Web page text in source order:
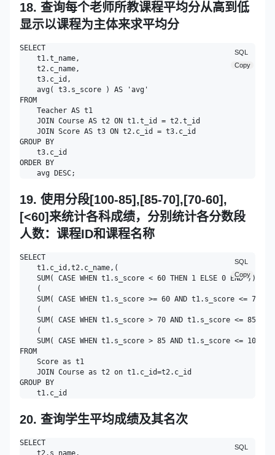
18. 查询每个老师所教课程平均分从高到低
显示以课程为主体来求平均分
SELECT
    t1.t_name,
    t2.c_name,
    t3.c_id,
    avg( t3.s_score ) AS 'avg'
FROM
    Teacher AS t1
    JOIN Course AS t2 ON t1.t_id = t2.t_id
    JOIN Score AS t3 ON t2.c_id = t3.c_id
GROUP BY
    t3.c_id
ORDER BY
SQL
Copy
19. 使用分段[100-85],[85-70],[70-60],
[<60]来统计各科成绩，分别统计各分数段
人数：课程ID和课程名称
SELECT
    t1.c_id,t2.c_name,(
SUM( CASE WHEN t1.s_score < 60 THEN 1 ELSE 0 END )) AS
    (
SUM( CASE WHEN t1.s_score >= 60 AND t1.s_score <= 70
    (
SUM( CASE WHEN t1.s_score > 70 AND t1.s_score <= 85
    (
SUM( CASE WHEN t1.s_score > 85 AND t1.s_score <= 100
FROM
    Score as t1
    JOIN Course as t2 on t1.c_id=t2.c_id
GROUP BY
SQL
Copy
20. 查询学生平均成绩及其名次
SELECT
    t2.s_name,
SQL